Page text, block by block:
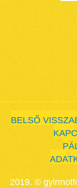
BELSŐ
2019. ©